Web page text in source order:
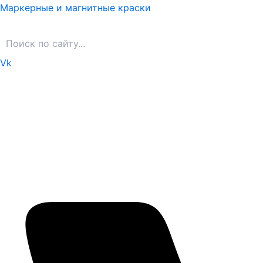
Перейти
содержимому
Маркерные и магнитные краски
Vk